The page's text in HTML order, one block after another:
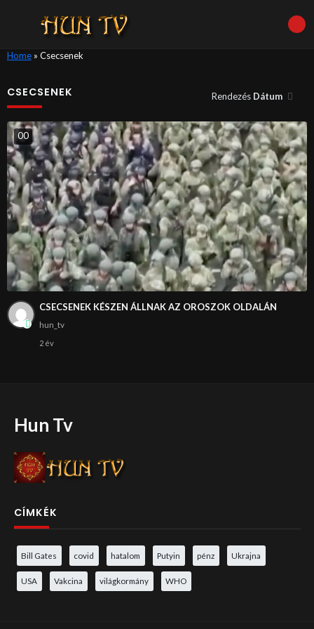
Home» Csecsenek
CSECSENEK Rendezés Dátum
00
CSECSENEK KÉSZEN ÁLLNAK AZ OROSZOK OLDALÁN
hun_tv
2 év
Hun Tv
CÍMKÉK
Bill Gates covid hatalom Putyin pénz Ukrajna
USA Vakcina világkormány WHO